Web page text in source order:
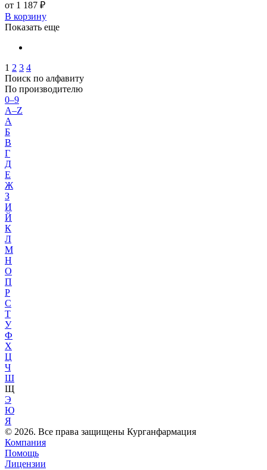
от 1 187 ₽
В корзину
Показать еще
1 2 3 4
Поиск по алфавиту
По производителю
0–9
A–Z
А
Б
В
Г
Д
Е
Ж
З
И
Й
К
Л
М
Н
О
П
Р
С
Т
У
Ф
Х
Ц
Ч
Ш
Щ
Э
Ю
Я
© 2026. Все права защищены Курганфармация
Компания
Помощь
Лицензии